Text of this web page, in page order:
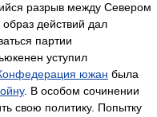
разрыв между Севером
действий дал
партии
уступил
южан была
. В особом сочинении
свою политику. Попытку